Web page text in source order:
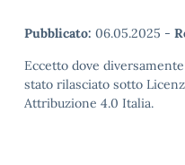
Pubblicato: 06.05.2025 -
Eccetto dove
stato rilasciato sotto
Attribuzione 4.0 Italia.